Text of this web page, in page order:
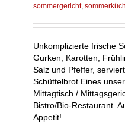
sommergericht,
Unkomplizierte frische
Gurken, Karotten,
Salz und Pfeffer,
Schüttelbrot Eines
Mittagtisch /
Bistro/Bio-Restaurant.
Appetit!